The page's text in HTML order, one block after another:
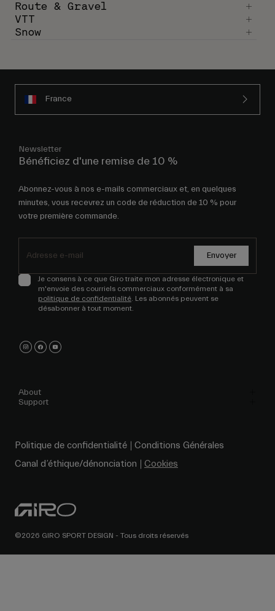
Route & Gravel
VTT
Snow
France
Newsletter
Bénéficiez d'une remise de 10 %
Abonnez-vous à nos e-mails commerciaux et, en quelques
minutes, vous recevrez un code de réduction de 10 % pour
votre première commande.
Envoyer
Je consens à ce que Giro traite mon adresse électronique et
m'envoie des courriels commerciaux conformément à sa
politique de confidentialité . Les abonnés peuvent se
désabonner à tout moment.
About
Support
Politique de confidentialité
Conditions Générales
Canal d’éthique/dénonciation
Cookies
©2026 GIRO SPORT DESIGN - Tous droits réservés